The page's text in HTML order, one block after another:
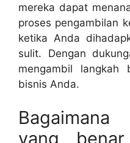
mereka dapat
proses pengambilan
ketika Anda
sulit. Dengan
mengambil
bisnis Anda.
yang